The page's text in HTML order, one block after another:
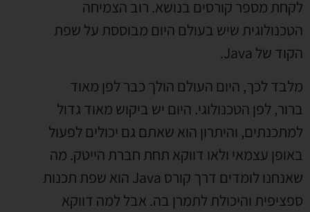
לקחת מספר קורסים בנושא. רוב הצמיחה
הטכנולוגית שיש בעולם היום מבוססת על שפת
הקוד של Java.
מלבד לכך, היום העולם הולך כבר לפן מאוד
ברור, לפן הטכנולוגי. היום יש ביקוש מאוד גדול
למתכנתים, והיתרון הוא שאתם גם יכולים לפעול
באופן עצמאי ולאו דווקא תחת חברת הייטק. מה
שאנחנו לומדים דרך קורס Java הוא שפת תכנות
ספציפית והיכולת לתמרן בה. אבל למה דווקא